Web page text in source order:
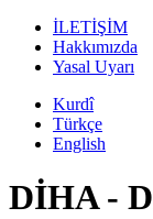
İLETİŞİM
Hakkımızda
Yasal Uyarı
Kurdî
Türkçe
English
DİHA -